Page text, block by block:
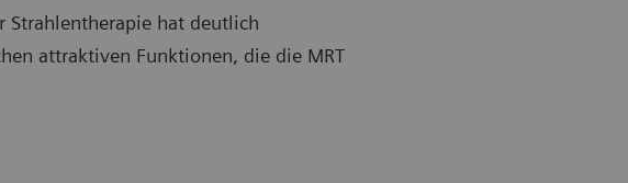
Strahlentherapie hat deutlich
attraktiven Funktionen, die die MRT